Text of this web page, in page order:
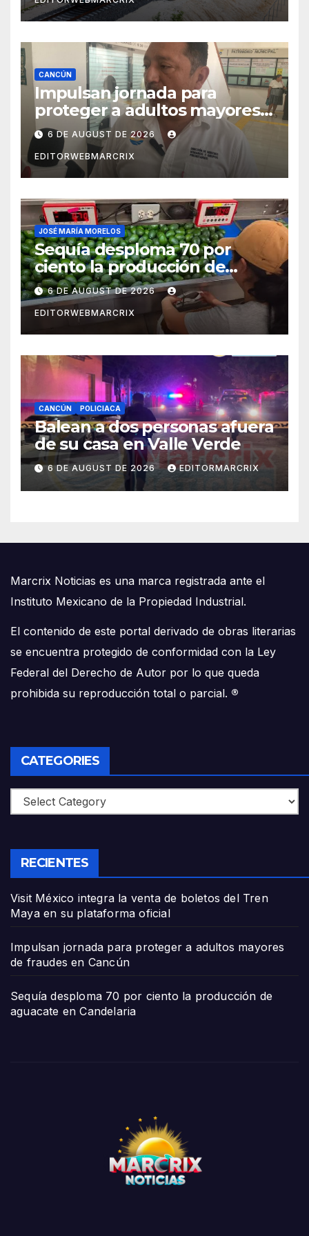
CANCÚN
Impulsan jornada para
proteger a adultos mayores
de fraudes en Cancún
6 DE AUGUST DE 2026
EDITORWEBMARCRIX
JOSÉ MARÍA MORELOS
Sequía desploma 70 por
ciento la producción de
aguacate en Candelaria
6 DE AUGUST DE 2026
EDITORWEBMARCRIX
CANCÚN POLICIACA
Balean a dos personas afuera
de su casa en Valle Verde
6 DE AUGUST DE 2026 EDITORMARCRIX
Marcrix Noticias es una marca registrada ante el
Instituto Mexicano de la Propiedad Industrial.
El contenido de este portal derivado de obras literarias
se encuentra protegido de conformidad con la Ley
Federal del Derecho de Autor por lo que queda
prohibida su reproducción total o parcial. ®
CATEGORIES
Categories
RECIENTES
Visit México integra la venta de boletos del Tren
Maya en su plataforma oficial
Impulsan jornada para proteger a adultos mayores
de fraudes en Cancún
Sequía desploma 70 por ciento la producción de
aguacate en Candelaria